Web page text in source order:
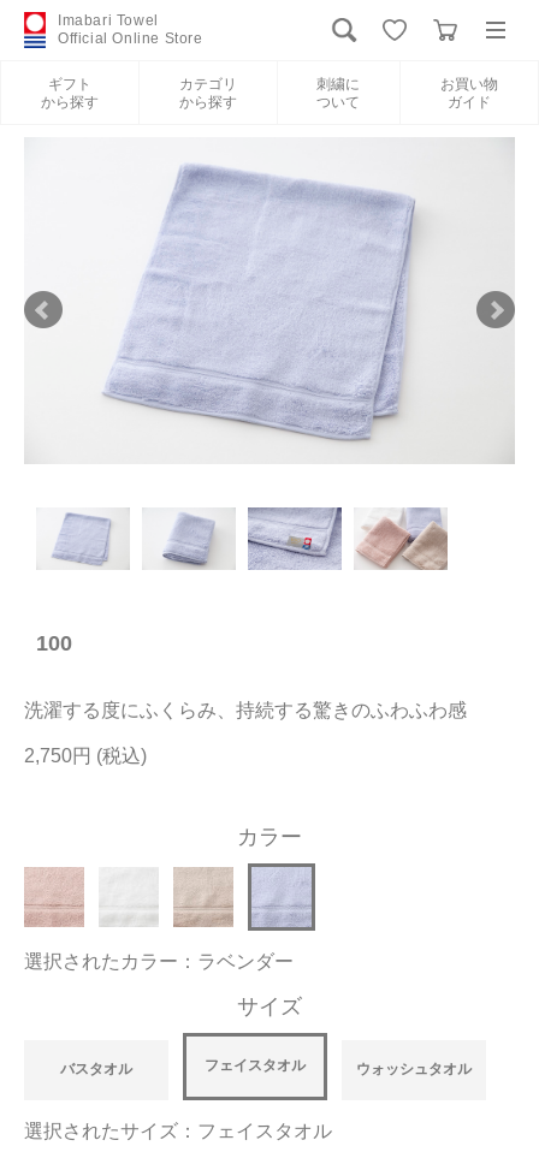
Imabari Towel
Official Online Store
ギフト
から探す
カテゴリ
から探す
刺繍に
ついて
お買い物
ガイド
新規会員登録
カテゴリから探す
刺繍について
当サイトについて
大量購入・法人向けの購入の方は
お問い合わせ
100
洗濯する度にふくらみ、持続する驚きのふわふわ感
2,750円
カラー
選択されたカラー：ラベンダー
サイズ
バスタオル フェイスタオル ウォッシュタオル
選択されたサイズ：フェイスタオル